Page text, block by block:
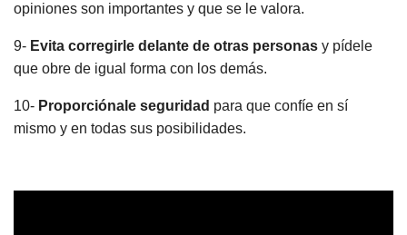
opiniones son importantes y que se le valora.
9- Evita corregirle delante de otras personas y pídele
que obre de igual forma con los demás.
10- Proporciónale seguridad para que confíe en sí
mismo y en todas sus posibilidades.